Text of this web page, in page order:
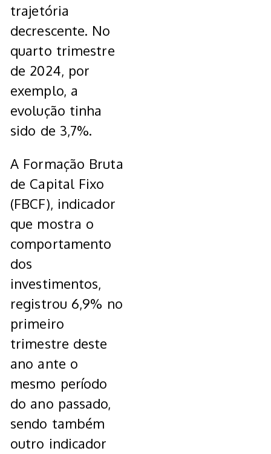
trajetória
decrescente. No
quarto trimestre
de 2024, por
exemplo, a
evolução tinha
sido de 3,7%.
A Formação Bruta
de Capital Fixo
(FBCF), indicador
que mostra o
comportamento
dos
investimentos,
registrou 6,9% no
primeiro
trimestre deste
ano ante o
mesmo período
do ano passado,
sendo também
outro indicador